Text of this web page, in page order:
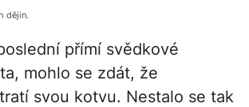
dějin.
přímí svědkové
mohlo se zdát, že
svou kotvu. Nestalo se tak